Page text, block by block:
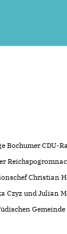
Bochumer CDU-
Christian
Czyz und Julian